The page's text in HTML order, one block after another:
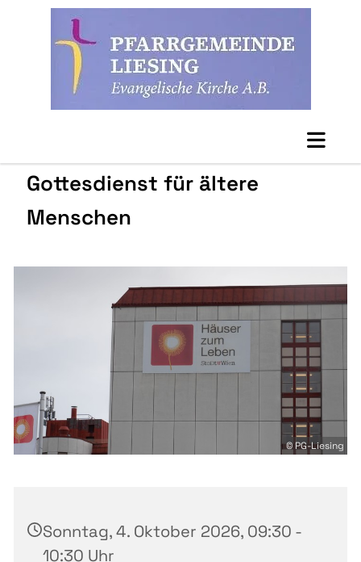
Gottesdienst für ältere
Menschen
© PG-Liesing
Sonntag, 4. Oktober 2026, 09:30 -
10:30 Uhr